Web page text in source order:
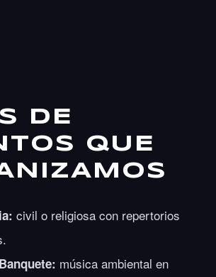
DE
QUE
civil o religiosa con repertorios
música ambiental en